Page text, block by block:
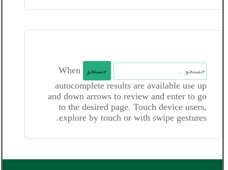
جستجو
برای:
When
autocomplete results are available use up
and down arrows to review and enter to go
to the desired page. Touch device users,
explore by touch or with swipe gestures.